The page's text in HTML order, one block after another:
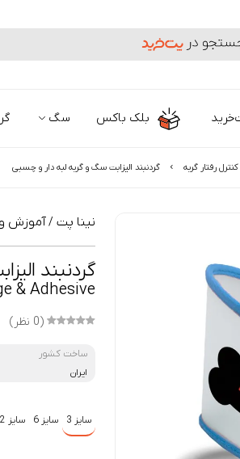
محصولات و برندها
بلک باکس سگ
رفتار گربه گردنبند الیزابت سگ و گربه لبه دار و چسبی
نینا پت /آموزش و
گردنبند
& Adhesive
(0 نظر)
ساخت کشور
ایران
سایز 3 سایز 6 سایز 2